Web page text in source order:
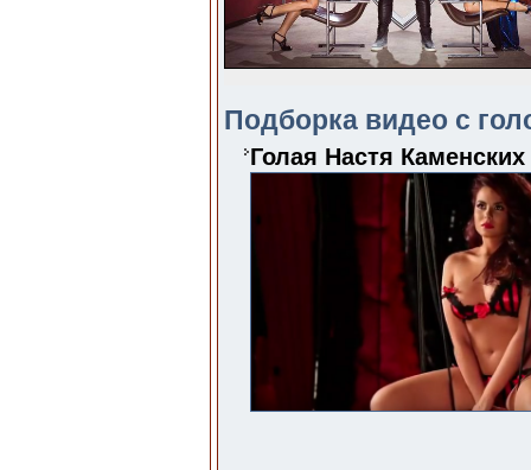
Подборка видео с
Голая Настя